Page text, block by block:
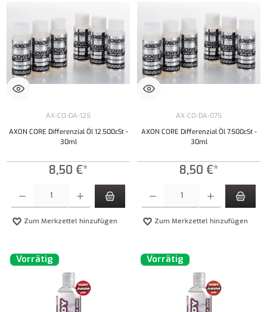
AX-CO-DA-125
AXON CORE Differenzial Öl 12.500cSt -
30ml
8,50 €*
Zum Merkzettel hinzufügen
AX-CO-DA-075
AXON CORE Differenzial Öl 7.500cSt -
30ml
8,50 €*
Zum Merkzettel hinzufügen
Vorrätig Vorrätig